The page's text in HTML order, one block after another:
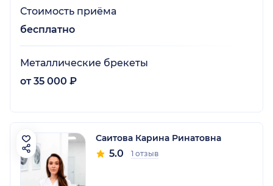
Стоимость приёма
бесплатно
Металлические брекеты
от 35 000 ₽
Саитова Карина Ринатовна
5.0 1 отзыв